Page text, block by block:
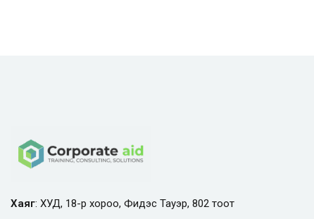
Хаяг: ХУД, 18-р хороо, Фидэс Тауэр, 802 тоот